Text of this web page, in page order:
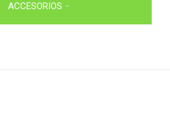
ACCESORIOS